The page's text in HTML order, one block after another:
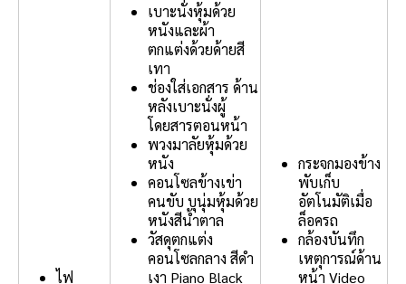
ไฟ
เบาะนั่งหุ้มด้วย
หนังและผ้า
ตกแต่งด้วยด้ายสี
เทา
ช่องใส่เอกสาร ด้าน
หลังเบาะนั่งผู้
โดยสารตอนหน้า
พวงมาลัยหุ้มด้วย
หนัง
คอนโซลข้างเข่า
คนขับ บุนุ่มหุ้มด้วย
หนังสีน้ำตาล
วัสดุตกแต่ง
คอนโซลกลาง สีดำ
เงา Piano Black
กระจกมองข้าง
พับเก็บ
อัตโนมัติเมื่อ
ล็อครถ
กล้องบันทึก
เหตุการณ์ด้าน
หน้า Video